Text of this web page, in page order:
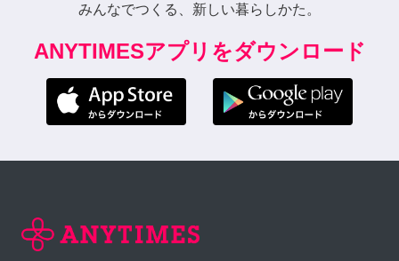
みんなでつくる、新しい暮らしかた。
ANYTIMESアプリをダウンロード